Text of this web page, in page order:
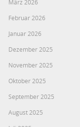
März 2026
Februar 2026
Januar 2026
Dezember 2025
November 2025
Oktober 2025
September 2025
August 2025